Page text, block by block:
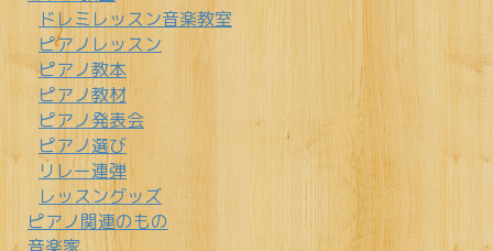
ドレミレッスン音楽教室
ピアノレッスン
ピアノ教本
ピアノ教材
ピアノ発表会
ピアノ選び
リレー連弾
レッスングッズ
ピアノ関連のもの